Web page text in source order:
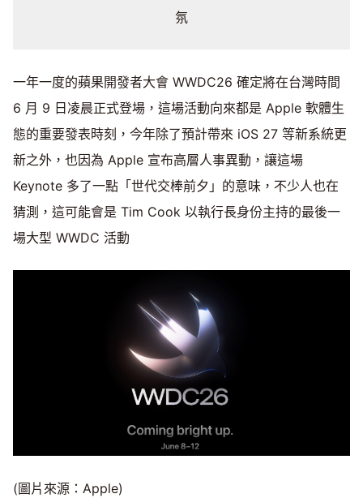
氛
一年一度的蘋果開發者大會 WWDC26 確定將在台灣時間
6 月 9 日凌晨正式登場，這場活動向來都是 Apple 軟體生
態的重要發表時刻，今年除了預計帶來 iOS 27 等新系統更
新之外，也因為 Apple 宣布高層人事異動，讓這場
Keynote 多了一點「世代交棒前夕」的意味，不少人也在
猜測，這可能會是 Tim Cook 以執行長身份主持的最後一
場大型 WWDC 活動
(圖片來源：Apple)